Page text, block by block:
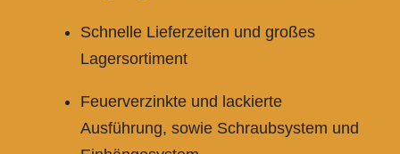
Schnelle Lieferzeiten und großes
Lagersortiment
Feuerverzinkte und lackierte
Ausführung, sowie Schraubsystem und